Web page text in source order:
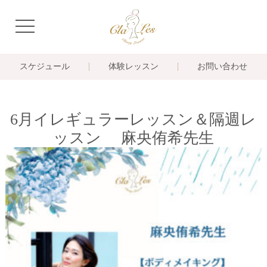
navigation
スケジュール 体験レッスン お問い合わせ
6月イレギュラーレッスン＆隔週レ
ッスン 麻央侑希先生